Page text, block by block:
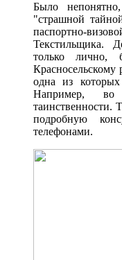
Было
"страшной
паспортно-
Текстильщика.
только лично,
Красносельскому
одна из
Например,
таинственности.
подробную
телефонами.